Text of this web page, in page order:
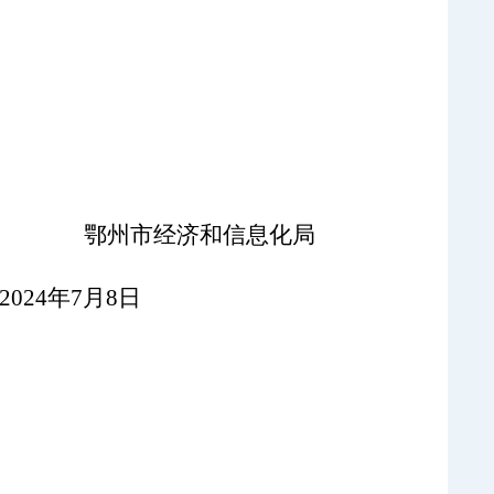
鄂州市经济和信息化局
2024年7月8日